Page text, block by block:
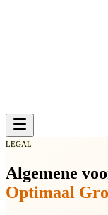
LEGAL
Algemene
Optimaal